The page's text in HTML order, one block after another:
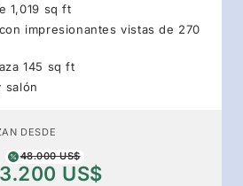
1,019 sq ft
impresionantes vistas de 270
145 sq ft
salón
DESDE
48.000 US$
US$